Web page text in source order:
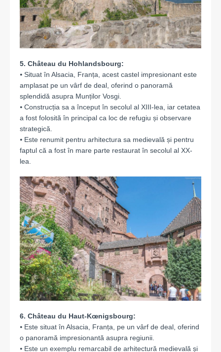
5. Château du Hohlandsbourg:
⦁ Situat în Alsacia, Franța, acest castel impresionant este
amplasat pe un vârf de deal, oferind o panoramă
splendidă asupra Munților Vosgi.
⦁ Construcția sa a început în secolul al XIII-lea, iar cetatea
a fost folosită în principal ca loc de refugiu și observare
strategică.
⦁ Este renumit pentru arhitectura sa medievală și pentru
faptul că a fost în mare parte restaurat în secolul al XX-
lea.
6. Château du Haut-Kœnigsbourg:
⦁ Este situat în Alsacia, Franța, pe un vârf de deal, oferind
o panoramă impresionantă asupra regiunii.
⦁ Este un exemplu remarcabil de arhitectură medievală și